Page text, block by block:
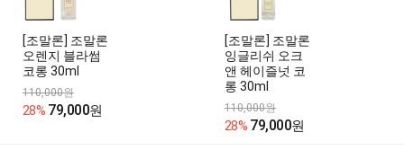
[조말론] 조말론
오렌지 블라썸
코롱 30ml
110,000원
28% 79,000원
[조말론] 조말론
잉글리쉬 오크
앤 헤이즐넛 코
롱 30ml
110,000원
28% 79,000원